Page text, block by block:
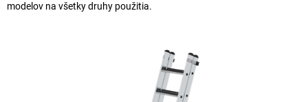
modelov na všetky druhy použitia.